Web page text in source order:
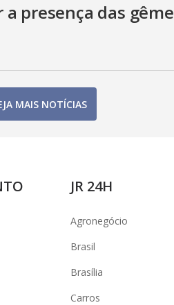
presença das
MAIS NOTÍCIAS
JR 24H
Agronegócio
Brasil
Brasília
Carros